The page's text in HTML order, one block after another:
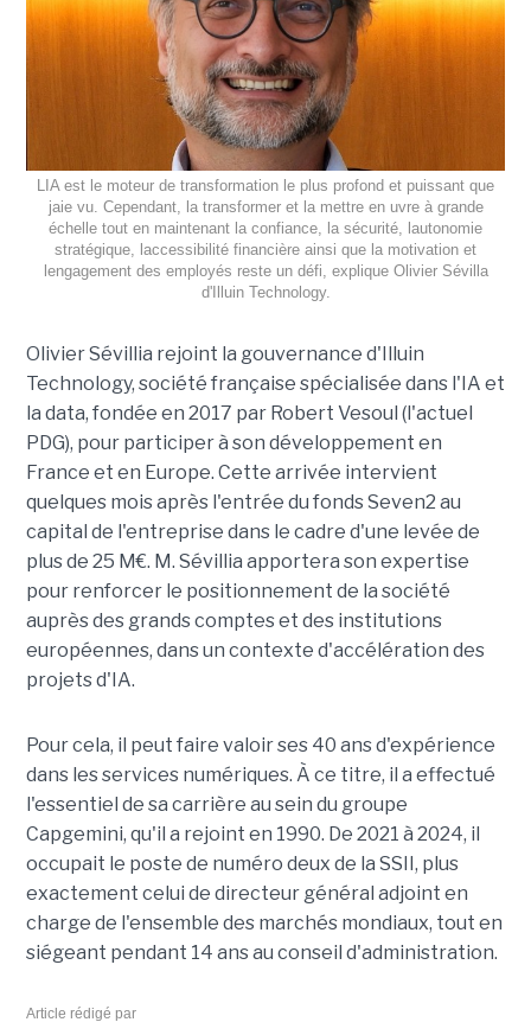
LIA est le moteur de transformation le plus profond et puissant que
jaie vu. Cependant, la transformer et la mettre en uvre à grande
échelle tout en maintenant la confiance, la sécurité, lautonomie
stratégique, laccessibilité financière ainsi que la motivation et
lengagement des employés reste un défi, explique Olivier Sévilla
d'Illuin Technology.
Olivier Sévillia rejoint la gouvernance d'Illuin
Technology, société française spécialisée dans l'IA et
la data, fondée en 2017 par Robert Vesoul (l'actuel
PDG), pour participer à son développement en
France et en Europe. Cette arrivée intervient
quelques mois après l'entrée du fonds Seven2 au
capital de l'entreprise dans le cadre d'une levée de
plus de 25 M€. M. Sévillia apportera son expertise
pour renforcer le positionnement de la société
auprès des grands comptes et des institutions
européennes, dans un contexte d'accélération des
projets d'IA.
Pour cela, il peut faire valoir ses 40 ans d'expérience
dans les services numériques. À ce titre, il a effectué
l'essentiel de sa carrière au sein du groupe
Capgemini, qu'il a rejoint en 1990. De 2021 à 2024, il
occupait le poste de numéro deux de la SSII, plus
exactement celui de directeur général adjoint en
charge de l'ensemble des marchés mondiaux, tout en
siégeant pendant 14 ans au conseil d'administration.
Article rédigé par